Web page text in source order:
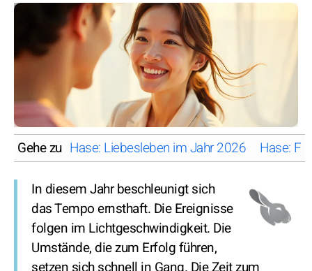
Gehe zu Hase: Liebesleben im Jahr 2026 Hase:
In diesem Jahr beschleunigt sich
das Tempo ernsthaft. Die Ereignisse
folgen im Lichtgeschwindigkeit. Die
Umstände, die zum Erfolg führen,